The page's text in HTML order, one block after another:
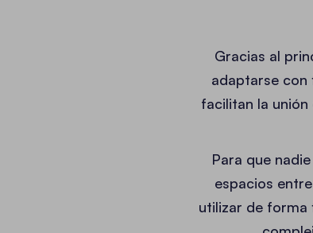
Gracias al
adaptarse con
facilitan la
Para que
espacios
utilizar de forma